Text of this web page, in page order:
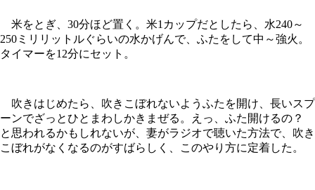
米をとぎ、30分ほど置く。米1カップだとしたら、水240～
250ミリリットルぐらいの水かげんで、ふたをして中～強火。
タイマーを12分にセット。
吹きはじめたら、吹きこぼれないようふたを開け、長いスプ
ーンでざっとひとまわしかきまぜる。えっ、ふた開けるの？
と思われるかもしれないが、妻がラジオで聴いた方法で、吹き
こぼれがなくなるのがすばらしく、このやり方に定着した。